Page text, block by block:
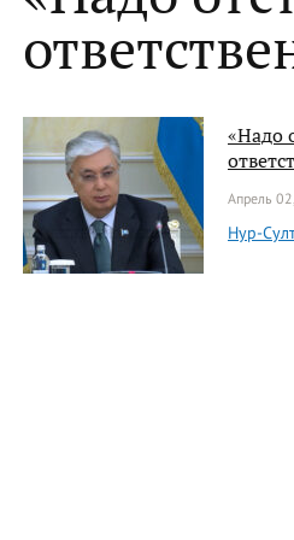
«Надо
Апрель
Нур-